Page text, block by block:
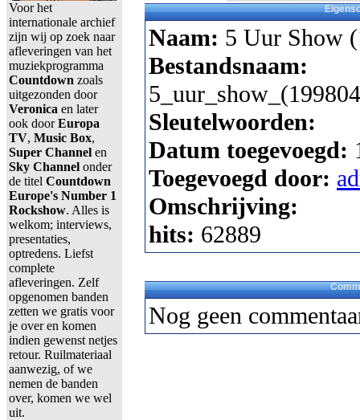
Voor het
internationale archief
zijn wij op zoek naar
afleveringen van het
muziekprogramma
Countdown zoals
uitgezonden door
Veronica en later
ook doorEuropa
TV, Music Box,
Super Channel en
Sky Channel onder
de titel Countdown
Europe's Number 1
Rockshow. Alles is
welkom; interviews,
presentaties,
optredens. Liefst
complete
afleveringen. Zelf
opgenomen banden
zetten we gratis voor
je over en komen
indien gewenst netjes
retour. Ruilmateriaal
aanwezig, of we
nemen de banden
over, komen we wel
uit.
Naam: 5 Uur Show
Bestandsnaam:
Sleutelwoorden:
Datum toegevoegd:
Toegevoegd door:
Omschrijving:
hits: 62889
Nog geen